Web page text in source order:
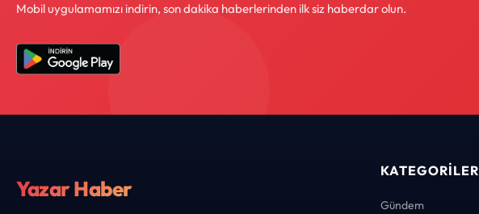
Mobil uygulamamızı indirin, son dakika haberlerinden ilk siz haberdar olun.
Yazar Haber
KATEGORILER
Gündem